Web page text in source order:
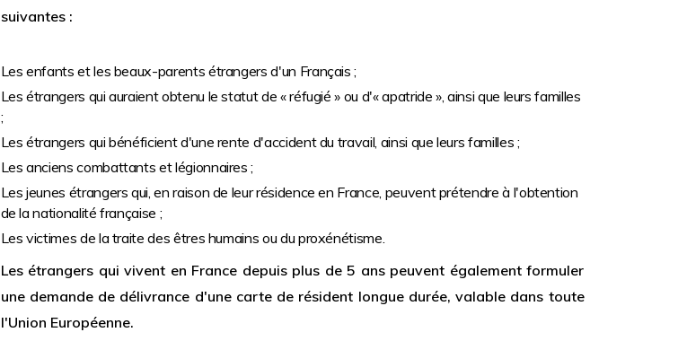
suivantes :
Les enfants et les beaux-parents étrangers d'un Français ;
Les étrangers qui auraient obtenu le statut de « réfugié » ou d'« apatride », ainsi que leurs familles
;
Les étrangers qui bénéficient d'une rente d'accident du travail, ainsi que leurs familles ;
Les anciens combattants et légionnaires ;
Les jeunes étrangers qui, en raison de leur résidence en France, peuvent prétendre à l'obtention
de la nationalité française ;
Les victimes de la traite des êtres humains ou du proxénétisme.
Les étrangers qui vivent en France depuis plus de 5 ans peuvent également formuler
une demande de délivrance d'une carte de résident longue durée, valable dans toute
l'Union Européenne.